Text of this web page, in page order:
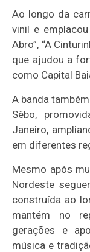
Ao longo da
vinil e
Abro”, “A
que ajudou a
como Capital
A banda
Sêbo,
Janeiro,
em diferentes
Mesmo após
Nordeste
construída ao
mantém no
gerações e
música e